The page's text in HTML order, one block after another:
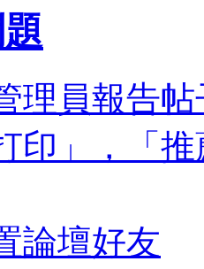
理員報告帖
印」，「
論壇好友